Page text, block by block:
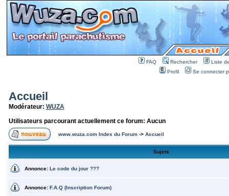
FAQ Rechercher
Liste
Profil
Se connecter
Accueil
Modérateur: WUZA
Utilisateurs parcourant actuellement ce forum: Aucun
www.wuza.com Index du Forum-> Accueil
Sujets
Annonce: Le code du jour ???
Annonce: F.A.Q (Inscription Forum)